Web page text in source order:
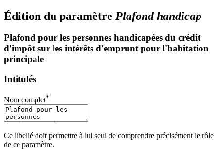
Édition du paramètre Plafond handicap
Plafond pour les personnes handicapées du crédit
d'impôt sur les intérêts d'emprunt pour l'habitation
principale
Intitulés
Nom complet*
Ce libellé doit permettre à lui seul de comprendre précisément le rôle
de ce paramètre.